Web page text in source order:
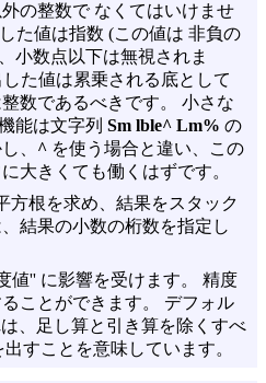
外の整数で なくてはいけませ
た値は指数 (この値は 非負の
小数点以下は無視されま
た値は累乗される底として
数であるべきです。 小さな
能は文字列 Sm lble^ Lm% の
、 ^ を使う場合と違い、この
大きくても働くはずです。
方根を求め、結果をスタック
結果の小数の桁数を指定し
値'' に影響を受けます。 精度
ことができます。 デフォル
、足し算と引き算を除くすべ
すことを意味しています。